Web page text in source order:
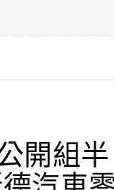
開組半